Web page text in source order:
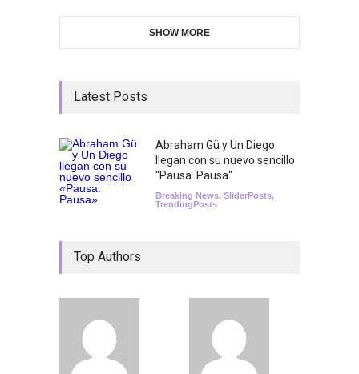
SHOW MORE
Latest Posts
Abraham Gü y Un Diego
llegan con su nuevo sencillo
"Pausa. Pausa"
Breaking News, SliderPosts,
TrendingPosts
Top Authors